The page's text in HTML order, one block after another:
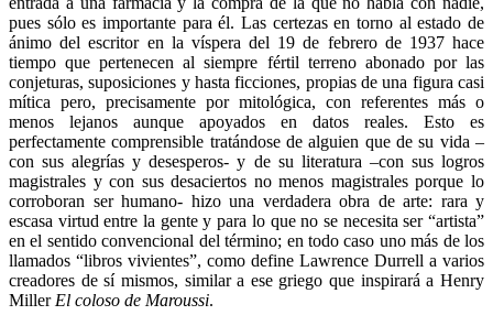
pues sólo es importante para él. Las certezas en torno al estado de
ánimo del escritor en la víspera del 19 de febrero de 1937 hace
tiempo que pertenecen al siempre fértil terreno abonado por las
conjeturas, suposiciones y hasta ficciones, propias de una figura casi
mítica pero, precisamente por mitológica, con referentes más o
menos lejanos aunque apoyados en datos reales. Esto es
perfectamente comprensible tratándose de alguien que de su vida –
con sus alegrías y desesperos- y de su literatura –con sus logros
magistrales y con sus desaciertos no menos magistrales porque lo
corroboran ser humano- hizo una verdadera obra de arte: rara y
escasa virtud entre la gente y para lo que no se necesita ser “artista”
en el sentido convencional del término; en todo caso uno más de los
llamados “libros vivientes”, como define Lawrence Durrell a varios
creadores de sí mismos, similar a ese griego que inspirará a Henry
Miller El coloso de Maroussi.